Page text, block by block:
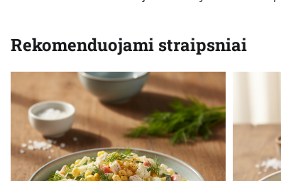
įrašų
Rekomenduojami straipsniai